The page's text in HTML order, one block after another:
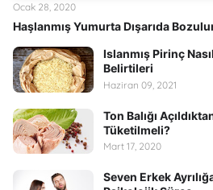
Haşlanmış Yumurta Dışarıda
Ocak 28, 2020
Islanmış Pirinç
Belirtileri
Haziran 09, 2021
Ton Balığı
Tüketilmeli?
Mart 17, 2020
Seven Erkek